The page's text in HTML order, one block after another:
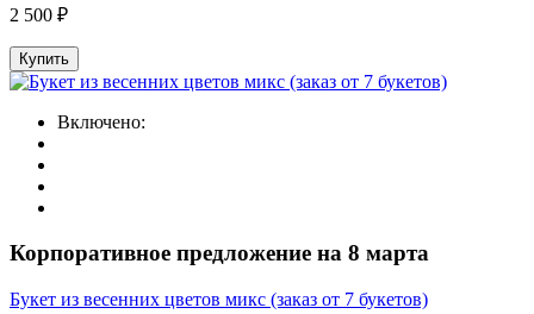
2 500 ₽
Купить
Включено:
Корпоративное предложение на 8 марта
Букет из весенних цветов микс (заказ от 7 букетов)